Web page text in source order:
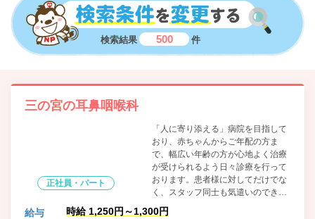
検索結果 500 件
三の宮の耳鼻咽喉科
正社員・パート
「人に寄り添える」病院を目指して
おり、赤ちゃんからご年配の方ま
で、幅広い年齢の方が心地よく治療
が受けられるよう日々診療を行って
おります。患者様に対してだけでな
く、スタッフ同士も気遣いのできる
職場です。
給与 時給 1,250円～1,300円